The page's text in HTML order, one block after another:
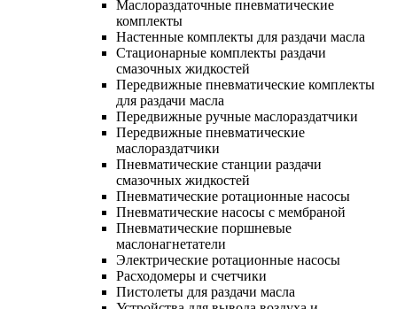
Маслораздаточные пневматические
комплекты
Настенные комплекты для раздачи масла
Стационарные комплекты раздачи
смазочных жидкостей
Передвижные пневматические комплекты
для раздачи масла
Передвижные ручные маслораздатчики
Передвижные пневматические
маслораздатчики
Пневматические станции раздачи
смазочных жидкостей
Пневматические ротационные насосы
Пневматические насосы с мембраной
Пневматические поршневые
маслонагнетатели
Электрические ротационные насосы
Расходомеры и счетчики
Пистолеты для раздачи масла